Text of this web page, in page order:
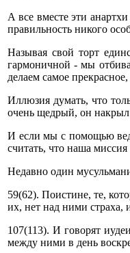
А все вместе эти
правильность никого
Называя свой торт
гармоничной - мы
делаем самое
Иллюзия думать, что
очень щедрый, он накрыл
И если мы с помощью
считать, что наша
Недавно один
59(62). Поистине, те,
их, нет над ними страха,
107(113). И говорят
между ними в день